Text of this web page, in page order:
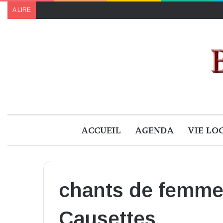
A LIRE
ACCUEIL AGENDA VIE
chants de